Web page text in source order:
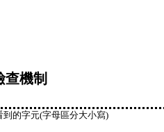
查機制
的字元(字母區分大小寫)